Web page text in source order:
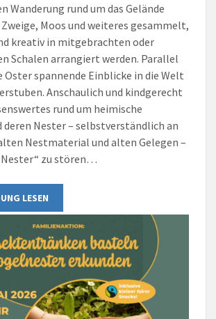
Wanderung rund um das Gelände
Moos und weiteres gesammelt,
kreativ in mitgebrachten oder
Schalen arrangiert werden. Parallel
spannende Einblicke in die Welt
Anschaulich und kindgerecht
rund um heimische
deren Nester – selbstverständlich an
Nestmaterial und alten Gelegen –
Nester“ zu stören…
LESEN